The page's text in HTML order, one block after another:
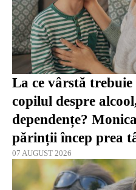
La ce vârstă trebuie
copilul despre
dependențe?
părinții încep prea
07 AUGUST 2026